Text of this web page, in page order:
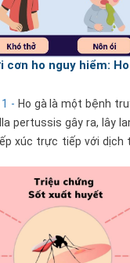
cơn ho nguy hiểm:
- Ho gà là một bệnh
pertussis gây ra, lây
xúc trực tiếp với dịch